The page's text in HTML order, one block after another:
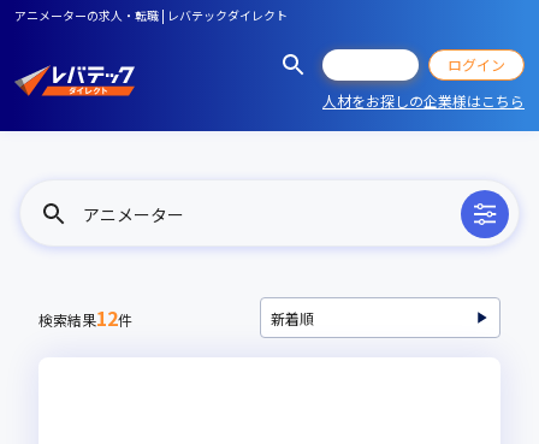
アニメーターの求人・転職 | レバテックダイレクト
ログイン
人材をお探しの企業様はこちら
アニメーター
検索結果12件